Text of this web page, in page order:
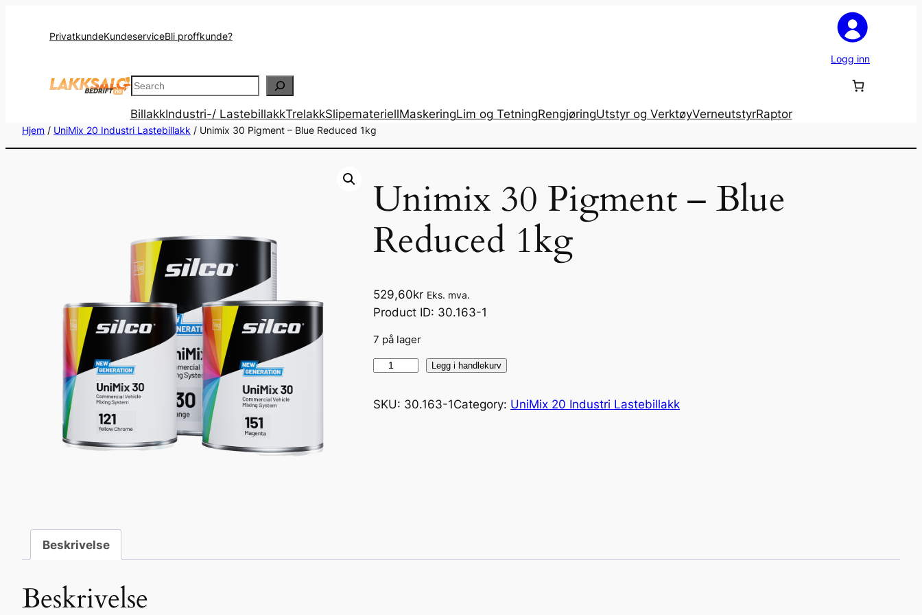
PrivatkundeKundeserviceBli proffkunde?
Logg inn
Search
BillakkIndustri-/ LastebillakkTrelakkSlipemateriellMaskeringLim og TetningRengjøringUtstyr og VerktøyVerneutstyrRaptor
Hjem / UniMix 20 Industri Lastebillakk / Unimix 30 Pigment – Blue Reduced 1kg
Unimix 30 Pigment – Blue
Reduced 1kg
529,60kr Eks. mva.
Product ID: 30.163-1
7 på lager
i
m
Legg i handlekurv
SKU: 30.163-1Category: UniMix 20 Industri Lastebillakk
Beskrivelse
Beskrivelse